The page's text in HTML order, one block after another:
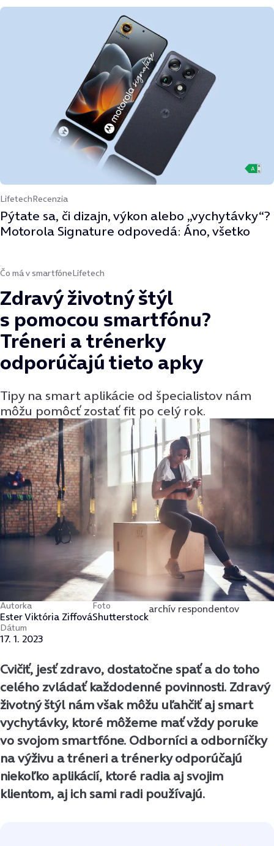
LifetechRecenzia
Pýtate sa, či dizajn, výkon alebo „vychytávky“?
Motorola Signature odpovedá: Áno, všetko
Čo má v smartfóneLifetech
Zdravý životný štýl
s pomocou smartfónu?
Tréneri a trénerky
odporúčajú tieto apky
Tipy na smart aplikácie od špecialistov nám
môžu pomôcť zostať fit po celý rok.
Autorka
Ester Viktória Ziffová
Foto
Shutterstock
archív respondentov
Dátum
17. 1. 2023
Cvičiť, jesť zdravo, dostatočne spať a do toho
celého zvládať každodenné povinnosti. Zdravý
životný štýl nám však môžu uľahčiť aj smart
vychytávky, ktoré môžeme mať vždy poruke
vo svojom smartfóne. Odborníci a odborníčky
na výživu a tréneri a trénerky odporúčajú
niekoľko aplikácií, ktoré radia aj svojim
klientom, aj ich sami radi používajú.